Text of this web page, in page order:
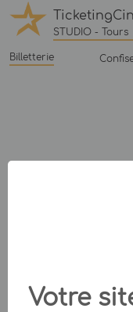
STUDIO - Tours
Billetterie
Votre